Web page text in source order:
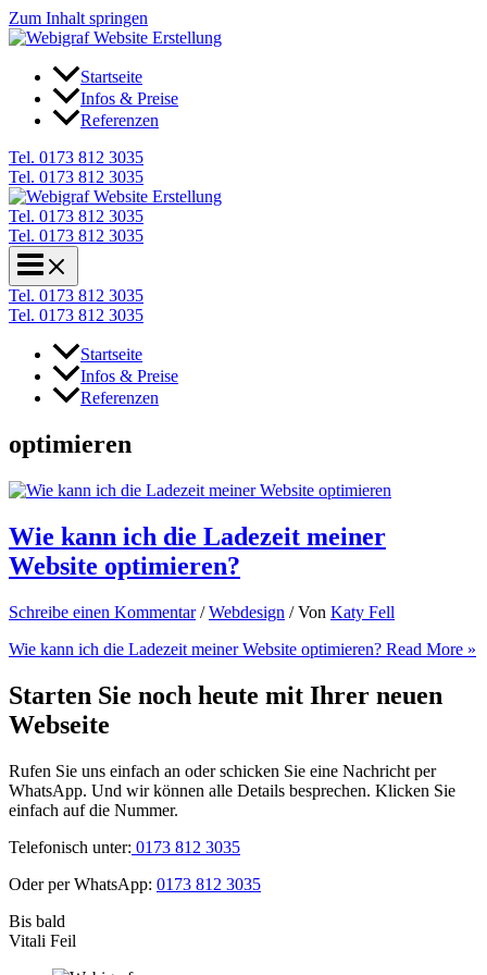
Zum Inhalt springen
Startseite
Infos & Preise
Referenzen
Tel. 0173 812 3035
Tel. 0173 812 3035
Tel. 0173 812 3035
Tel. 0173 812 3035
Tel. 0173 812 3035
Tel. 0173 812 3035
Startseite
Infos & Preise
Referenzen
optimieren
Wie kann ich die Ladezeit meiner
Website optimieren?
Schreibe einen Kommentar /Webdesign / Von Katy Fell
Wie kann ich die Ladezeit meiner Website optimieren? Read More »
Starten Sie noch heute mit Ihrer neuen
Webseite
Rufen Sie uns einfach an oder schicken Sie eine Nachricht per
WhatsApp. Und wir können alle Details besprechen. Klicken Sie
einfach auf die Nummer.
Telefonisch unter: 0173 812 3035
Oder per WhatsApp: 0173 812 3035
Bis bald
Vitali Feil